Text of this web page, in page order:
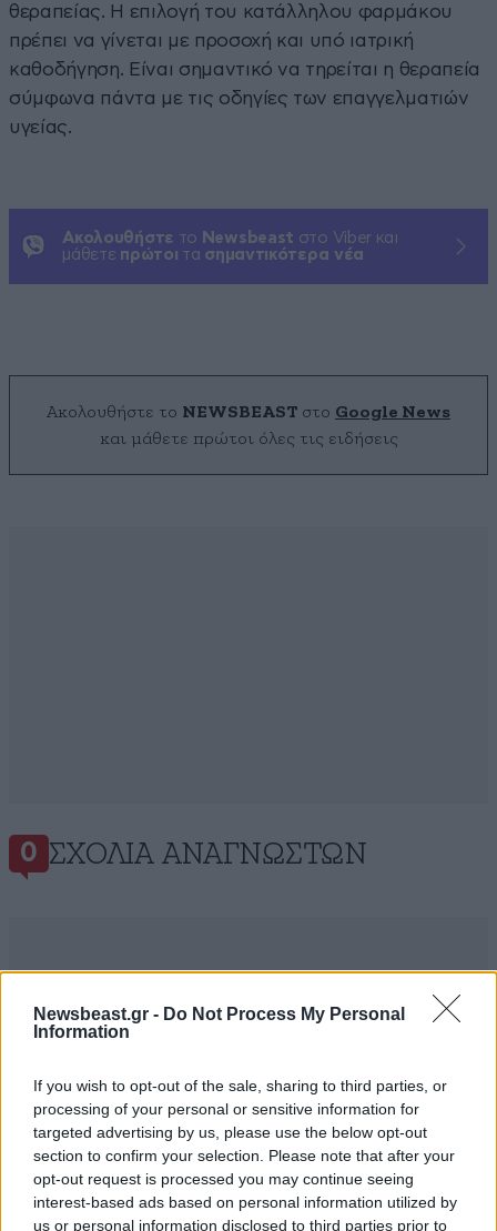
Newsbeast.gr - Do Not Process My Personal
Information
If you wish to opt-out of the sale, sharing to third parties, or
processing of your personal or sensitive information for
targeted advertising by us, please use the below opt-out
section to confirm your selection. Please note that after your
opt-out request is processed you may continue seeing
interest-based ads based on personal information utilized by
us or personal information disclosed to third parties prior to
θεραπείας. Η επιλογή του κατάλληλου φαρμάκου
πρέπει να γίνεται με προσοχή και υπό ιατρική
καθοδήγηση. Eίναι σημαντικό να τηρείται η θεραπεία
σύμφωνα πάντα με τις οδηγίες των επαγγελματιών
υγείας.
Ακολουθήστε το Newsbeast στο Viber και
μάθετε πρώτοι τα σημαντικότερα νέα
Ακολουθήστε το NEWSBEAST στο Google News
και μάθετε πρώτοι όλες τις ειδήσεις
0 ΣΧΌΛΙΑ ΑΝΑΓΝΩΣΤΏΝ
ΠΡΟΣΘΕΣΤΕ ΤΟ ΣΧΟΛΙΟ ΣΑΣ